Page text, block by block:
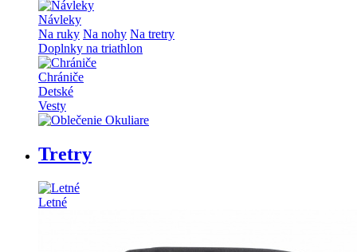
Návleky
Na ruky Na nohy Na tretry
Doplnky na triathlon
Chrániče
Detské
Vesty
Tretry
Letné